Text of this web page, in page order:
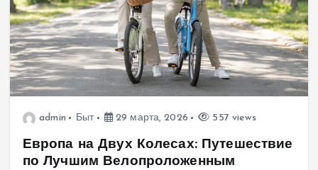
admin Быт 29 марта, 2026 557 views
Европа на Двух Колесах: Путешествие
по Лучшим Велопроложенным